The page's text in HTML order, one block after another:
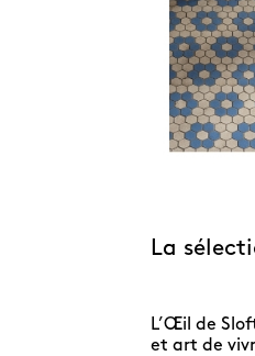
La
L’Œil de
et art de